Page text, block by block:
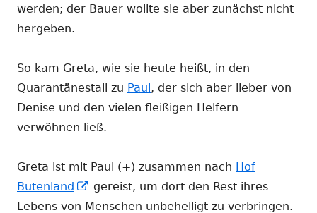
werden; der Bauer wollte sie aber zunächst nicht
hergeben.
So kam Greta, wie sie heute heißt, in den
Quarantänestall zu Paul, der sich aber lieber von
Denise und den vielen fleißigen Helfern
verwöhnen ließ.
Greta ist mit Paul (+) zusammen nach Hof
Butenland
In
neuem
gereist, um dort den Rest ihres
Lebens von Menschen unbehelligt zu verbringen.